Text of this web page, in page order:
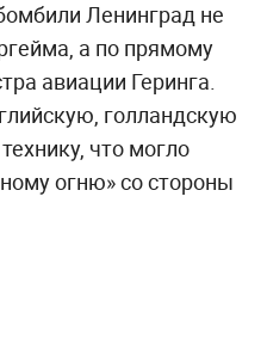
Ленинград не
а по прямому
авиации Геринга.
голландскую
что могло
огню» со стороны